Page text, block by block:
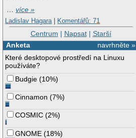
…více »
Ladislav Hagara | Komentářů: 71
Centrum | Napsat| Starší
navrhněte »
Anketa
Které desktopové prostředí na Linuxu
používáte?
Budgie (10%)
Cinnamon (7%)
COSMIC (2%)
GNOME (18%)